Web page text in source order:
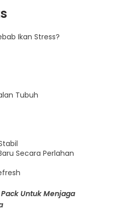
Ikan Stress?
Tubuh
Secara Perlahan
Untuk Menjaga